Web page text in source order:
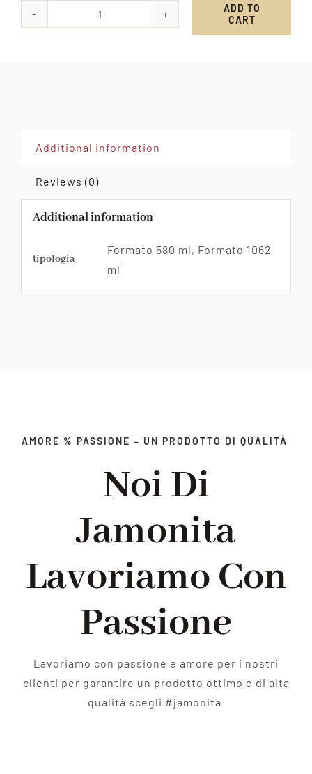
Passata
ADD TO
CART
Additional information
Reviews (0)
Additional information
tipologia
Formato 580 ml, Formato 1062
ml
AMORE % PASSIONE = UN PRODOTTO DI QUALITÀ
Noi Di
Jamonita
Lavoriamo Con
Passione
Lavoriamo con passione e amore per i nostri
clienti per garantire un prodotto ottimo e di alta
qualità scegli #jamonita